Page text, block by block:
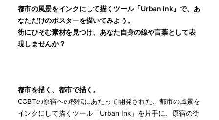
都市の風景をインクにして描くツール「Urban Ink」で、あ
なただけのポスターを描いてみよう。
街にひそむ素材を見つけ、あなた自身の線や言葉として表
現しませんか？
都市を描く、都市で描く。
CCBTの原宿への移転にあたって開発された、都市の風景を
インクにして描くツール「Urban Ink」を片手に、原宿の街